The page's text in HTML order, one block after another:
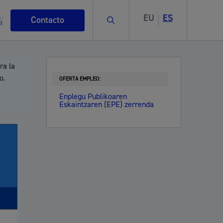
Contacto Buscar EU ES
la
OFERTA EMPLEO:
Enplegu Publikoaren
Eskaintzaren (EPE) zerrenda